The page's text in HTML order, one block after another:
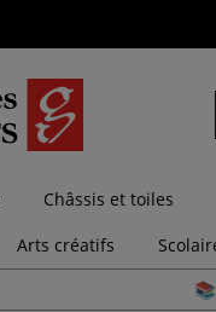
Châssis et toiles
Arts créatifs